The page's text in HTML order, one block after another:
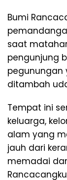
Bumi
saat
pengunjung
pegunungan
ditambah
Tempat ini
keluarga,
alam yang
jauh dari
memadai